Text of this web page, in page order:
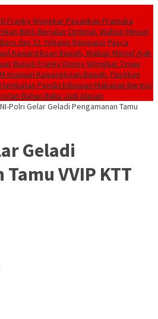
Franky Wongkar Pesankan Pramuka
BIAS Berjalan Optimal, Wabup Minsel
dan St. Yohanis Ranoiapo Pasca
Kawangkoan Bawah, Wabup Minsel Ajak
Bupati Franky Donny Wongkar Tinjau
Imanuel Kawangkoan Bawah, Pastikan
Pendistribusian Makanan Bergizi
Bahan Baku Jadi Alasan
Polri Gelar Geladi Pengamanan Tamu
Geladi
VVIP KTT